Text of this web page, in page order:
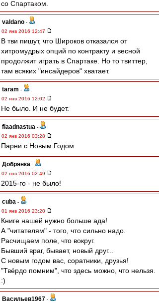
со Спартаком.
valdano -
02 янв 2016 12:47
В тви пишут, что Широков отказался от
хитромудрых опций по контракту и весной
продолжит играть в Спартаке. Но то твиттер,
там всяких "инсайдеров" хватает.
taram -
02 янв 2016 12:02
Не было. И не будет.
flaadnastua -
02 янв 2016 03:28
Парни с Новым Годом
Добрянка -
02 янв 2016 02:49
2015-го - не было!
cuba -
01 янв 2016 23:20
Книге нашей нужно больше ада!
А "читателям" - того, что сильно надо.
Расчищаем поле, что вокруг.
Бывший враг, бывает, новый друг...
С новым годом вас, соратники, друзья!
"Твёрдо помним", что здесь можно, что нельзя.
:)
Васильев1967 -